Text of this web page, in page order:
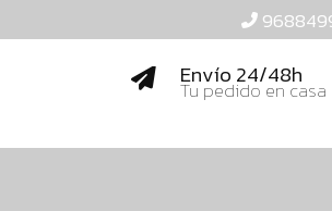
Envío 24/48h
Tu pedido en casa